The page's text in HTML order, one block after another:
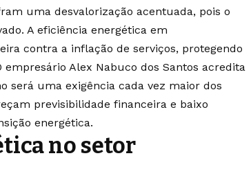
uma desvalorização acentuada, pois o
A eficiência energética em
contra a inflação de serviços, protegendo
Alex Nabuco dos Santos acredita
será uma exigência cada vez maior dos
previsibilidade financeira e baixo
energética.
no setor